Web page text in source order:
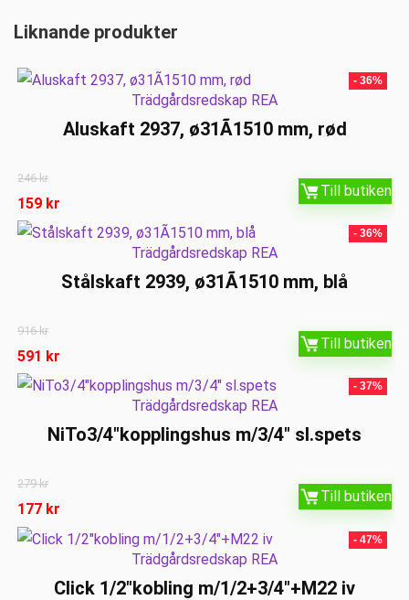
Liknande produkter
- 36%
Trädgårdsredskap REA
Aluskaft 2937, ø31Ã1510 mm, rød
246kr
159 kr
Till butiken
- 36%
Trädgårdsredskap REA
Stålskaft 2939, ø31Ã1510 mm, blå
916kr
591 kr
Till butiken
- 37%
Trädgårdsredskap REA
NiTo3/4″kopplingshus m/3/4″ sl.spets
279kr
177 kr
Till butiken
- 47%
Trädgårdsredskap REA
Click 1/2″kobling m/1/2+3/4″+M22 iv